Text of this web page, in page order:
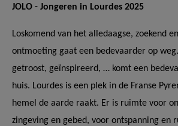
JOLO - Jongeren in Lourdes 2025
Loskomend van het alledaagse, zoekend
ontmoeting gaat een bedevaarder op
getroost, geïnspireerd, … komt een
huis. Lourdes is een plek in de Franse
hemel de aarde raakt. Er is ruimte voor
zingeving en gebed, voor ontspanning en